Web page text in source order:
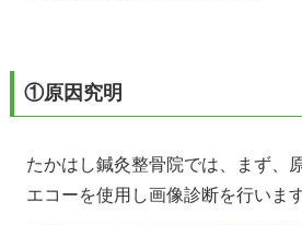
①原因究明
たかはし鍼灸整骨院では、まず、
エコーを使用し画像診断を行います